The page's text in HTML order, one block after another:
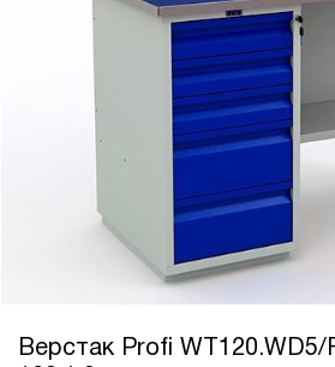
Верстак Profi WT120.WD5/